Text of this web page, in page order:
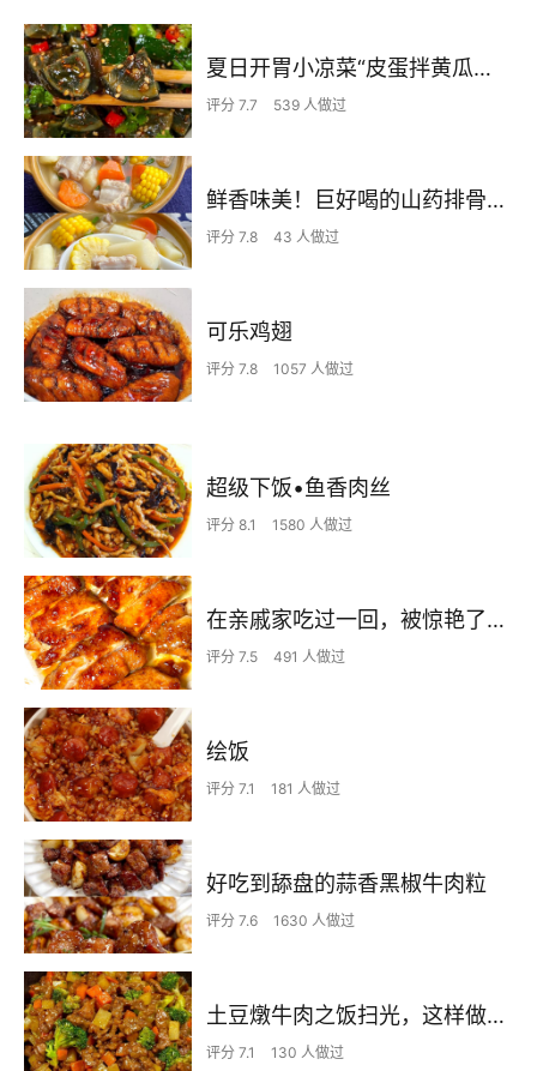
夏日开胃小凉菜“皮蛋拌黄瓜🥒”开胃减脂
评分 7.7 539 人做过
鲜香味美！巨好喝的山药排骨汤！！
评分 7.8 43 人做过
可乐鸡翅
评分 7.8 1057 人做过
超级下饭•鱼香肉丝
评分 8.1 1580 人做过
在亲戚家吃过一回，被惊艳了…
评分 7.5 491 人做过
绘饭
评分 7.1 181 人做过
好吃到舔盘的蒜香黑椒牛肉粒
评分 7.6 1630 人做过
土豆燉牛肉之饭扫光，这样做也太香了吧，还没出锅已是浓香四溢了
评分 7.1 130 人做过